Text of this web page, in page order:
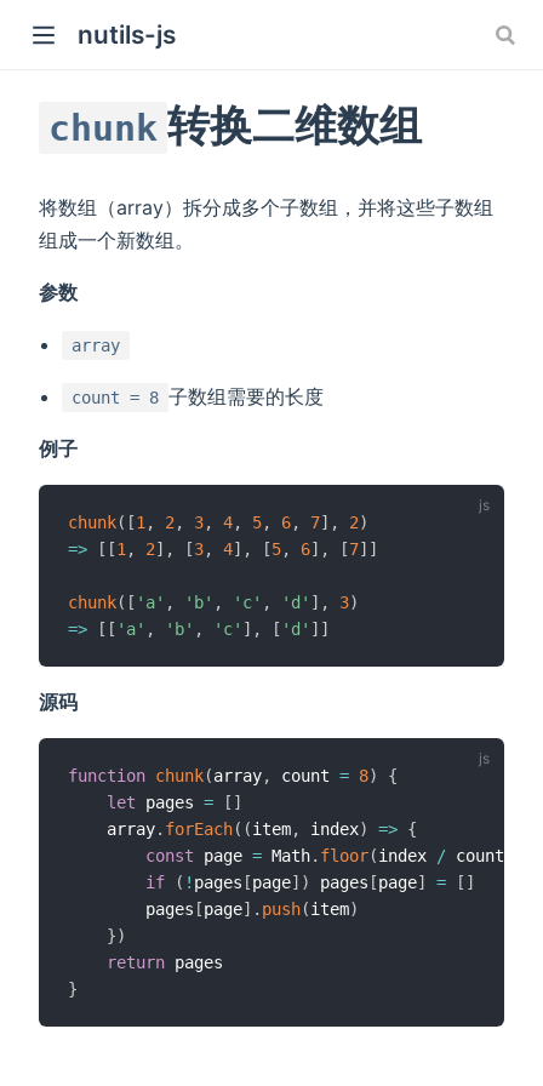
nutils-js
chunk 转换二维数组
将数组（array）拆分成多个子数组，并将这些子数组
组成一个新数组。
参数
array
count = 8 子数组需要的长度
例子
chunk( [1 , 2 , 3, 4, 5, 6, 7] , 2)
=>
[ [1 , 2] , [3, 4] , [5, 6] , [7] ]
chunk( [ 'a' , 'b' , 'c' , 'd' ] , 3)
=>
[ [ 'a' , 'b' , 'c' ] , [ 'd' ] ]
源码
function chunk(array, count = 8)
{
let pages = [ ]
    array
. forEach( (item, index) => {
const page = Math. floor(index / count
if
( ! pages [page] ) pages [page] = [ ]
        pages
[page] . push(item)
})
return
}